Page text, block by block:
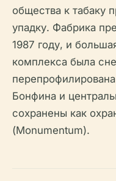
общества к табаку
упадку. Фабрика
1987 году, и
комплекса была
Бонфина и
сохранены как
(Monumentum).